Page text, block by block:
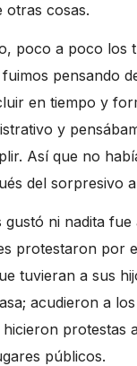
otras cosas.
poco a poco los
pensando
en tiempo y
y
Así que no
del sorpresivo
gustó ni nadita fue
protestaron por
tuvieran a sus
acudieron a
protestas
públicos.